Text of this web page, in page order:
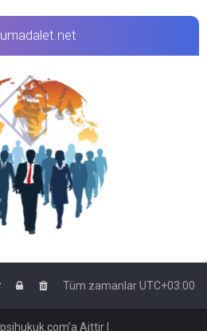
Tüm zamanlarUTC+03:00
Aittir |